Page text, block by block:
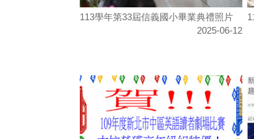
113學年第33屆信義國小畢業典禮照片
2025-06-12